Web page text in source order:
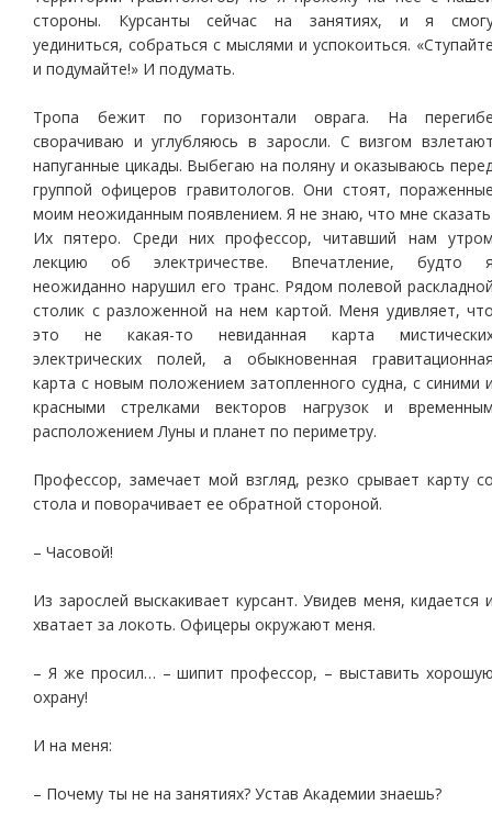
стороны. Курсанты сейчас на занятиях, и я
уединиться, собраться с мыслями и успокоиться.
и подумайте!» И подумать.
Тропа бежит по горизонтали оврага. На
сворачиваю и углубляюсь в заросли. С визгом
напуганные цикады. Выбегаю на поляну и оказываюсь
группой офицеров гравитологов. Они стоят,
моим неожиданным появлением. Я не знаю, что мне
Их пятеро. Среди них профессор, читавший нам
лекцию об электричестве. Впечатление, будто
неожиданно нарушил его транс. Рядом полевой
столик с разложенной на нем картой. Меня удивляет,
это не какая-то невиданная карта
электрических полей, а обыкновенная
карта с новым положением затопленного судна, с синими
красными стрелками векторов нагрузок и
расположением Луны и планет по периметру.
Профессор, замечает мой взгляд, резко срывает карту
стола и поворачивает ее обратной стороной.
– Часовой!
Из зарослей выскакивает курсант. Увидев меня, кидается
хватает за локоть. Офицеры окружают меня.
– Я же просил… – шипит профессор, – выставить
охрану!
И на меня:
– Почему ты не на занятиях? Устав Академии знаешь?